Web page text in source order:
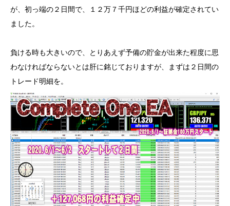
が、初っ端の２日間で、１２万７千円ほどの利益が確定されてい
ました。
負ける時も大きいので、とりあえず予備の貯金が出来た程度に思
わなければならないとは肝に銘じておりますが、まずは２日間の
トレード明細を。